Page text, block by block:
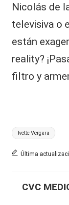
Nicolás de
televisiva o
están
reality?
filtro y
Etiquetas:
Ivette Vergara
Última
CVC